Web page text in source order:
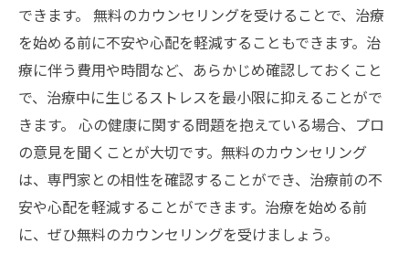
できます。 無料のカウンセリングを受けることで、治療
を始める前に不安や心配を軽減することもできます。治
療に伴う費用や時間など、あらかじめ確認しておくこと
で、治療中に生じるストレスを最小限に抑えることがで
きます。 心の健康に関する問題を抱えている場合、プロ
の意見を聞くことが大切です。無料のカウンセリング
は、専門家との相性を確認することができ、治療前の不
安や心配を軽減することができます。治療を始める前
に、ぜひ無料のカウンセリングを受けましょう。